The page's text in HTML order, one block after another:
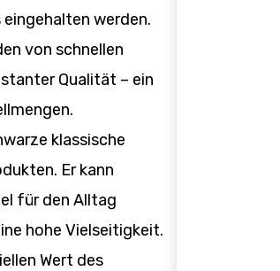
werden.
von schnellen
Qualität – ein
klassische
Er kann
für den Alltag
hohe Vielseitigkeit.
Wert des